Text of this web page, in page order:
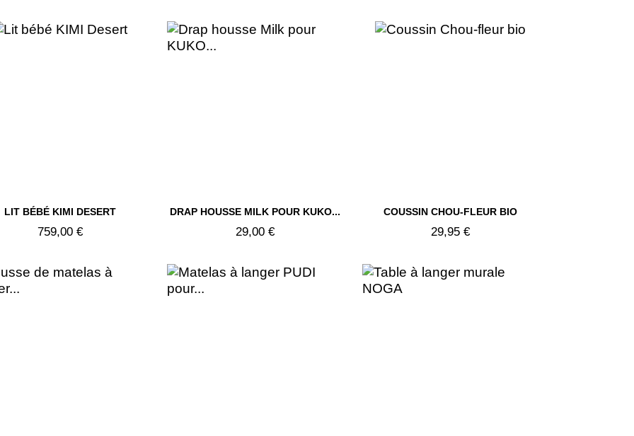
LIT BÉBÉ KIMI DESERT
759,00 €
Aperçu rapide DRAP HOUSSE MILK POUR KUKO...
29,00 €
Aperçu rapide COUSSIN CHOU-FLEUR BIO
29,95 €
Aperçu rapide